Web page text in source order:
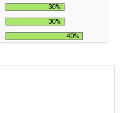
30%
30%
40%